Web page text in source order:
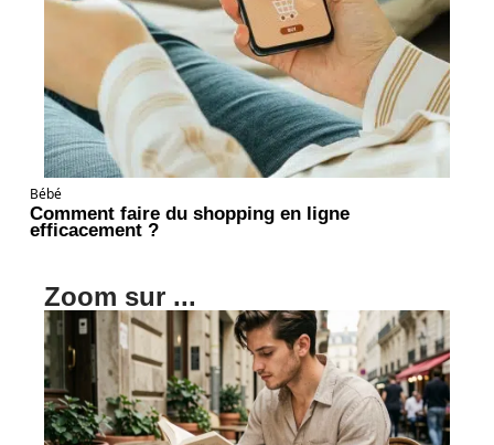
Bébé
Comment faire du shopping en ligne
efficacement ?
Zoom sur ...